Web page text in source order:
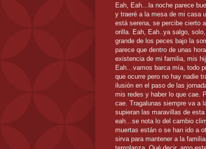
Eah, Eah…la noche parece
y traeré a la mesa de mi casa
está serena, se percibe cierto
orilla. Eah, Eah..ya salgo,
grande de los peces bajo la
parece que dentro de unas
existencia de mi familia, mis
Eah…vamos barca mía, todo
que ocurre pero no hay nadie
ilusión en el paso de las
mis redes y haber lo que cae.
cae. Tragalunas siempre va a
supieran las maravillas de
eah…se nota lo del cambio
muertas están o se han ido a
sirva para mantener a la